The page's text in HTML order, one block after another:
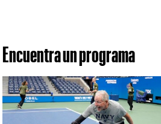
Encuentra un programa